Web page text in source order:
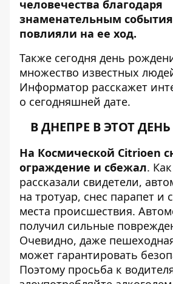
человечества благодаря
знаменательным
повлияли на ее ход.
Также сегодня день
множество известных
Информатор расскажет
о сегодняшней дате.
В ДНЕПРЕ В ЭТОТ
На Космической Citrioen
ограждение и сбежал.
рассказали свидетели,
на тротуар, снес парапет и
места происшествия.
получил сильные
Очевидно, даже
может гарантировать
Поэтому просьба к